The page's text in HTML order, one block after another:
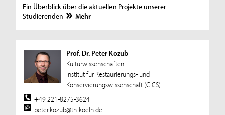
Ein Überblick über die aktuellen Projekte unserer
Studierenden
Mehr
Prof. Dr. Peter Kozub
Kulturwissenschaften
Institut für Restaurierungs- und
Konservierungswissenschaft (CICS)
+49 221-8275-3624
peter.kozub@th-koeln.de